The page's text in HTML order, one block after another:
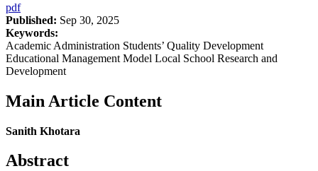
pdf
Published: Sep 30, 2025
Keywords:
Academic Administration Students’ Quality Development
Educational Management Model Local School Research and
Development
Main Article Content
Sanith Khotara
Abstract